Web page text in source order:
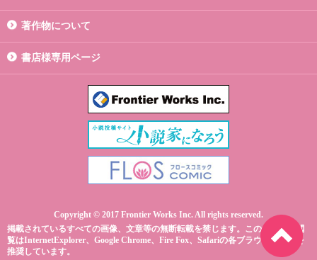
著作物について
書店様専用ページ
Copyright © 2017 Frontier Works Inc. All rights reserved.
掲載されているすべての画像、文章等の無断転載を禁じます。このサイトの閲
覧はInternetExplorer、Google Chrome、Fire Fox、Safariの各ブラウザ最新版を
推奨しています。